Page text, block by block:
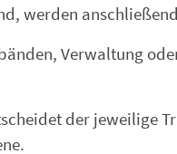
werden
Verwaltung
der jeweilige